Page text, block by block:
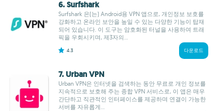
6. Surfshark
Surfshark 은(는) Android용 VPN 앱으로, 개인정보 보호를
강화하고 온라인 보안을 높일 수 있는 다양한 기능이 탑재
되어 있습니다. 이 도구는 암호화된 터널을 사용하여 트래
픽을 우회시키며, 제3자의...
4.3 다운로드
7. Urban VPN
Urban VPN은 인터넷을 검색하는 동안 무료로 개인 정보를
지속적으로 보호해 주는 종합 VPN 서비스로, 이 앱은 매우
간단하고 직관적인 인터페이스를 제공하며 연결이 가능한
서버를 자유롭게...